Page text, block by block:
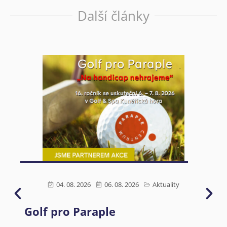
Další články
04. 08. 2026 06. 08. 2026 Aktuality
Golf pro Paraple